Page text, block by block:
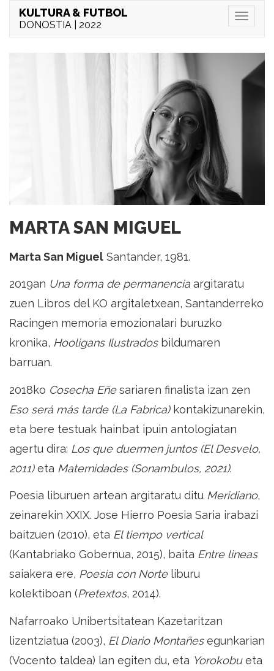
Menu
KULTURA & FUTBOL
DONOSTIA | 2022
MARTA SAN MIGUEL
Marta San Miguel Santander, 1981.
2019an Una forma de permanencia argitaratu
zuen Libros del KO argitaletxean, Santanderreko
Racingen memoria emozionalari buruzko
kronika, Hooligans Ilustradosbildumaren
barruan.
2018ko Cosecha Eñesariaren finalista izan zen
Eso será más tarde (La Fabrica)kontakizunarekin,
eta bere testuak hainbat ipuin antologiatan
agertu dira: Los que duermen juntos (El Desvelo,
2011)eta Maternidades (Sonambulos, 2021).
Poesia liburuen artean argitaratu ditu Meridiano,
zeinarekin XXIX. Jose Hierro Poesia Saria irabazi
baitzuen (2010), eta El tiempo vertical
(Kantabriako Gobernua, 2015), baita Entre lineas
saiakera ere, Poesia con Norteliburu
kolektiboan (Pretextos, 2014).
Nafarroako Unibertsitatean Kazetaritzan
lizentziatua (2003), El Diario Montañesegunkarian
(Vocento taldea) lan egiten du, eta Yorokobueta